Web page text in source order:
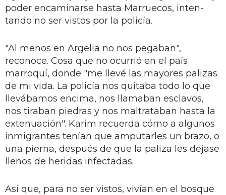
poder encaminarse hasta Marruecos, inten­
tando no ser vistos por la policía.
"Al menos en Argelia no nos pe­gaban",
reconoce. Cosa que no ocu­rrió en el país
marroquí, donde "me llevé las mayores palizas
de mi vida. La policía nos quitaba todo lo que
llevábamos encima, nos llamaban esclavos,
nos tiraban piedras y nos maltrataban hasta la
extenuación". Karim recuerda cómo a algunos
in­migrantes tenían que amputarles un brazo, o
una pierna, después de que la paliza les dejase
llenos de heridas infectadas.
Así que, para no ser vistos, vivían en el bosque